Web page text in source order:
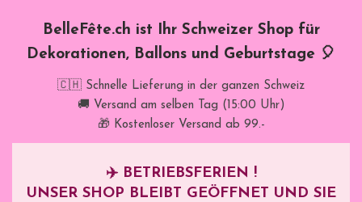
BelleFête.ch ist Ihr Schweizer Shop für
Dekorationen, Ballons und Geburtstage 🎈
🇨🇭 Schnelle Lieferung in der ganzen Schweiz
🚚 Versand am selben Tag (15:00 Uhr)
🎁 Kostenloser Versand ab 99.-
✈️ BETRIEBSFERIEN !
UNSER SHOP BLEIBT GEÖFFNET UND SIE